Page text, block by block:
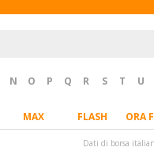
N O P Q R S T U
MAX FLASH ORA
Dati di borsa